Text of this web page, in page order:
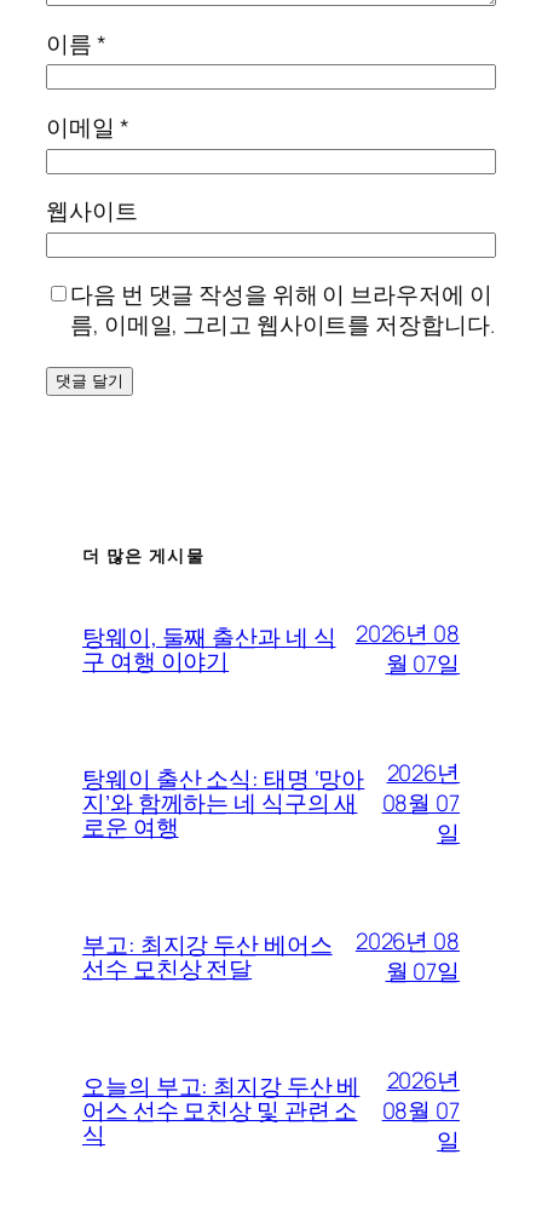
이름*
이메일 *
웹사이트
다음 번 댓글 작성을 위해 이 브라우저에 이
름, 이메일, 그리고 웹사이트를 저장합니다.
더 많은 게시물
탕웨이, 둘째 출산과 네 식
구 여행 이야기
2026년 08
월 07일
탕웨이 출산 소식: 태명 ‘망아
지’와 함께하는 네 식구의 새
로운 여행
2026년
08월 07
일
부고: 최지강 두산 베어스
선수 모친상 전달
2026년 08
월 07일
오늘의 부고: 최지강 두산 베
어스 선수 모친상 및 관련 소
식
2026년
08월 07
일